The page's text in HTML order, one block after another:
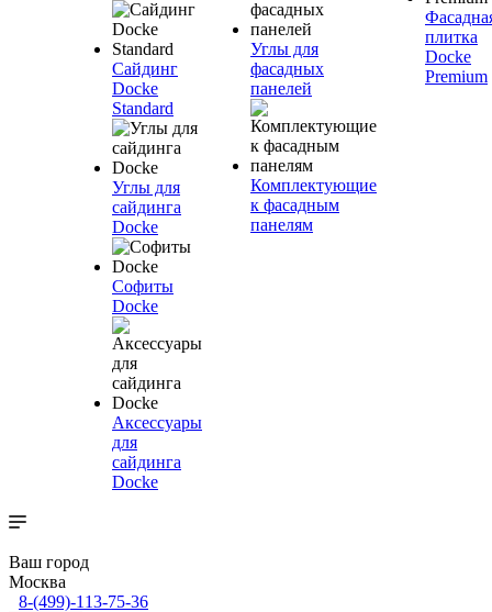
Сайдинг
Docke
Standard
Углы для
сайдинга
Docke
Софиты
Docke
Аксессуары
для
сайдинга
Docke
Углы для
фасадных
панелей
Комплектующие
к фасадным
панелям
плитка
Docke
Premium
Ваш город
Москва
8-(499)-113-75-36